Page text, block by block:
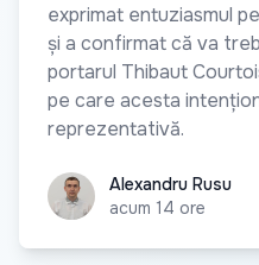
exprimat entuziasmul
și a confirmat că va
portarul Thibaut
pe care acesta
reprezentativă.
Alexandru Rusu
Alexandru Rusu
acum 14 ore